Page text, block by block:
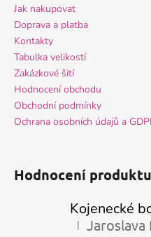
Jak nakupovat
Doprava a platba
Kontakty
Tabulka velikostí
Zakázkové šití
Hodnocení obchodu
Obchodní podmínky
Ochrana osobních údajů a
Hodnocení
Kojenecké
Hodnocení
| Jaroslava